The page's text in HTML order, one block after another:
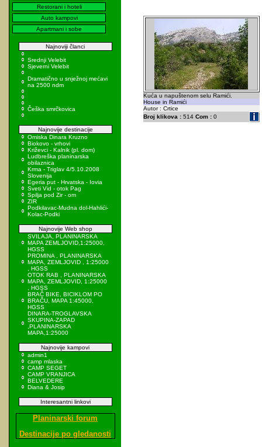
Restorani i hoteli
Auto kampovi
Apartmani i sobe
Najnoviji članci
Srednji Velebit
Sjeverni Velebit
Dramatično u snježnoj mećavi
na 2500 ndm
Češka smrčkovica
Najnovije destinacije
Omiska Dinara Kruzno
Biokovo - vrhovi
Križevci - Kalnik (pl. dom)
Ludbreška planinarska
obilaznica
Krma - Triglav 4/5.10.2008
Slovenija
Egeria put - Hrvatska - Iovia
Sveti Vid - otok Pag
Spilja pod Zir - om
ZIR
Podkilavac-Mudna dol-Hahlići-
Kolac-Podki
Najnovije Web shop
SVILAJA, PLANINARSKA
MAPA ZEMLJOVID,1:25000,
HGSS
PROMINA , PLANINARSKA
MAPA, ZEMLJOVID , 1:25000
, HGSS
OTOK RAB , PLANINARSKA
MAPA, ZEMLJOVID, 1:25000
, HGSS
BRAČ BIKE, BICIKLOM PO
BRAČU, MAPA 1:45000,
HGSS
DINARA-TROGLAVSKA
SKUPINA-ZAPAD
,PLANINARSKA
MAPA,1:25000
Najnovije kampovi
admin1
camp mlaska
CAMP SEGET
CAMP VRANJICA
BELVEDERE
Diana & Josip
Interesantni linkovi
Planinarski forum
Destinacije po gledanosti
Kuća u napuštenom selu Ramići.
House in Ramići
Autor : Crtice
Broj klikova :514 Com :0